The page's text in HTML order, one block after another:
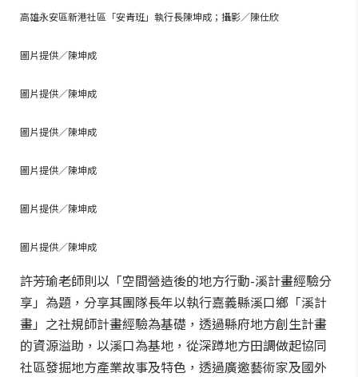
高雄永安區新港社區「安青班」執行長陳坤成；攝影／陳仕欣
圖片提供／陳坤成
圖片提供／陳坤成
圖片提供／陳坤成
圖片提供／陳坤成
圖片提供／陳坤成
圖片提供／陳坤成
許芳瑜老師則以「空間營造後的地方行動-溪計畫經驗分
享」為題，分享其團隊長年以執行嘉義縣溪口鄉「溪計
畫」之社規師計畫經驗為基礎，透過縣府地方創生計畫
的資源溢助，以溪口為基地，從深蹲地方田調做起協同
社區發掘地方產業故事及特色，透過廣邀藝術家及國外